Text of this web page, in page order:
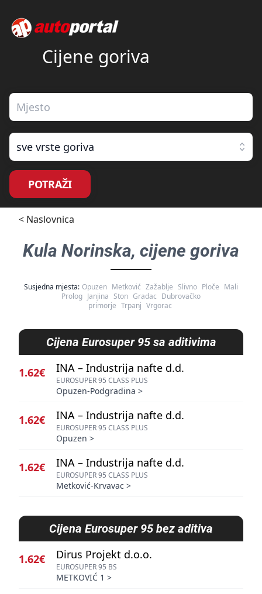
Cijene goriva
sve vrste goriva
POTRAŽI
< Naslovnica
Kula Norinska, cijene goriva
Susjedna mjesta: Opuzen Metković Zažablje Slivno Ploče Mali
Prolog Janjina Ston Gradac Dubrovačko
primorje Trpanj Vrgorac
Cijena Eurosuper 95 sa aditivima
1.62€ INA – Industrija nafte d.d.
EUROSUPER 95 CLASS PLUS
Opuzen-Podgradina >
1.62€ INA – Industrija nafte d.d.
EUROSUPER 95 CLASS PLUS
Opuzen >
1.62€ INA – Industrija nafte d.d.
EUROSUPER 95 CLASS PLUS
Metković-Krvavac >
Cijena Eurosuper 95 bez aditiva
1.62€ Dirus Projekt d.o.o.
EUROSUPER 95 BS
METKOVIĆ 1 >